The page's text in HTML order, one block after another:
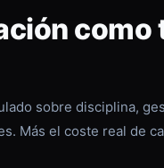
como
sobre disciplina,
Más el coste real de